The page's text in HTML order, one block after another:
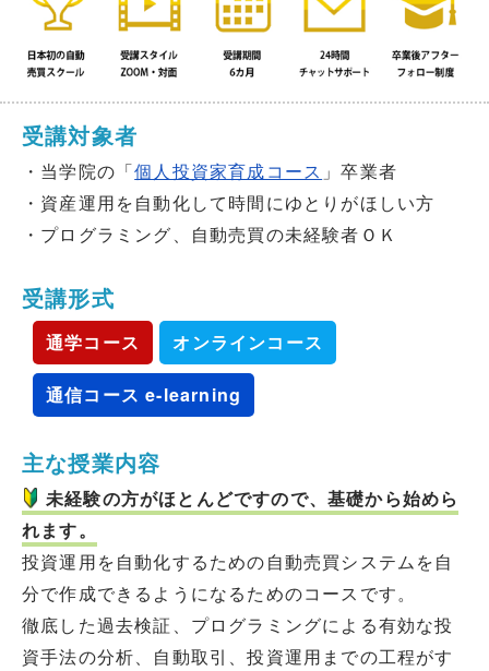
受講対象者
・当学院の「個人投資家育成コース 」卒業者
・資産運用を自動化して時間にゆとりがほしい方
・プログラミング、自動売買の未経験者ＯＫ
受講形式
通学コース オンラインコース
通信コース e-learning
主な授業内容
未経験の方がほとんどですので、基礎から始めら
れます。
投資運用を自動化するための自動売買システムを自
分で作成できるようになるためのコースです。
徹底した過去検証、プログラミングによる有効な投
資手法の分析、自動取引、投資運用までの工程がす